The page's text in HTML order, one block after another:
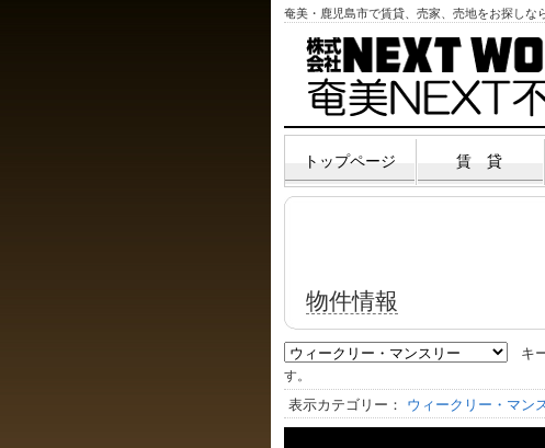
奄美・鹿児島市で賃貸、売家、売地をお探しな
トップページ 賃 貸
物件情報
キ
す。
表示カテゴリー： ウィークリー・マン